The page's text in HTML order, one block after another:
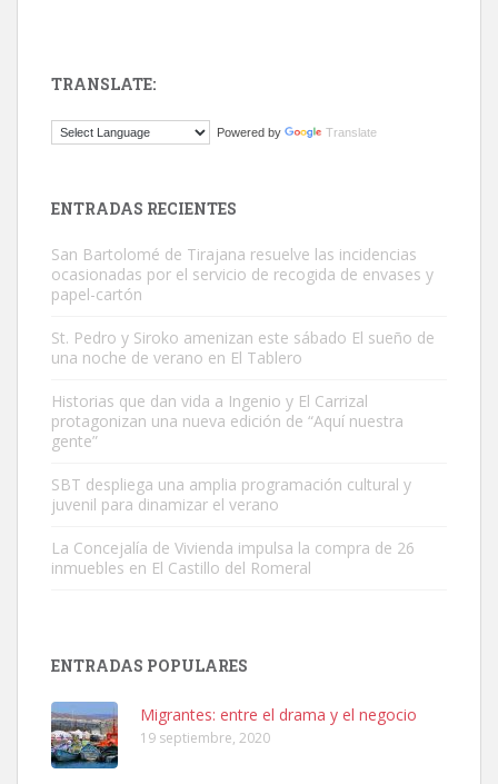
Busco adopción responsable para mi perra. Pastor alemán,
PERRO MACHO RAZA SHIBA CON MICROCHIP PERDIDO HOY
06/07/2025 ZONA MESA Y LOPEZ. ES MUY ASUSTADIZO
Leales.org » Gran Canaria
Leales.org » Gran Canaria
TRANSLATE:
Powered by Translate
ENTRADAS RECIENTES
San Bartolomé de Tirajana resuelve las incidencias
ocasionadas por el servicio de recogida de envases y
papel-cartón
St. Pedro y Siroko amenizan este sábado El sueño de
una noche de verano en El Tablero
Historias que dan vida a Ingenio y El Carrizal
protagonizan una nueva edición de “Aquí nuestra
gente”
SBT despliega una amplia programación cultural y
juvenil para dinamizar el verano
La Concejalía de Vivienda impulsa la compra de 26
inmuebles en El Castillo del Romeral
ENTRADAS POPULARES
Migrantes: entre el drama y el negocio
19 septiembre, 2020